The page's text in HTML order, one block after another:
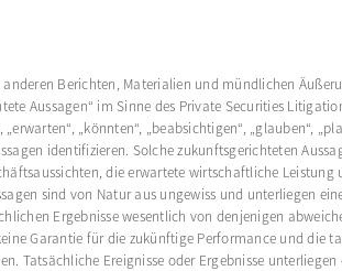
Berichten, Materialien und mündlichen
Aussagen“ im Sinne des Private Securities
„könnten“, „beabsichtigen“, „glauben“,
identifizieren. Solche zukunftsgerichteten
die erwartete wirtschaftliche
sind von Natur aus ungewiss und unterliegen
Ergebnisse wesentlich von denjenigen
Garantie für die zukünftige Performance und die
Tatsächliche Ereignisse oder Ergebnisse